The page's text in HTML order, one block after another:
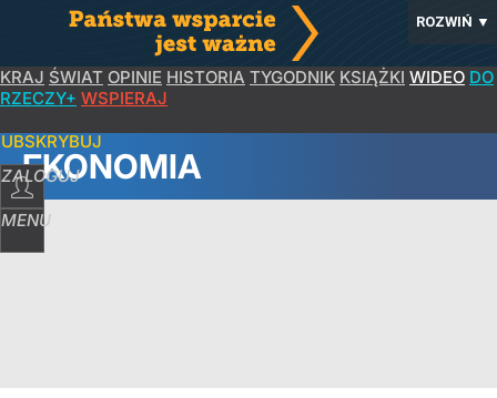
ROZWIŃ ▼
KRAJ ŚWIAT OPINIE HISTORIA TYGODNIK KSIĄŻKI WIDEO DO
RZECZY+ WSPIERAJ
ZALOGUJ
MENU
EKONOMIA